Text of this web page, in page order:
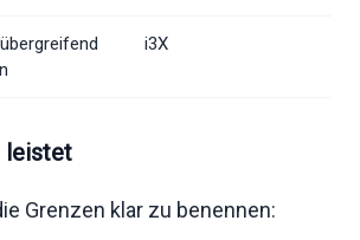
i3X
leistet
Grenzen klar zu benennen: